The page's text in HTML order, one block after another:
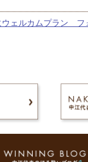
ウェルカムプラン フ